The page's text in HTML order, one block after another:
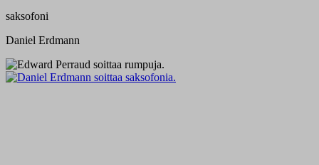
saksofoni
Daniel Erdmann